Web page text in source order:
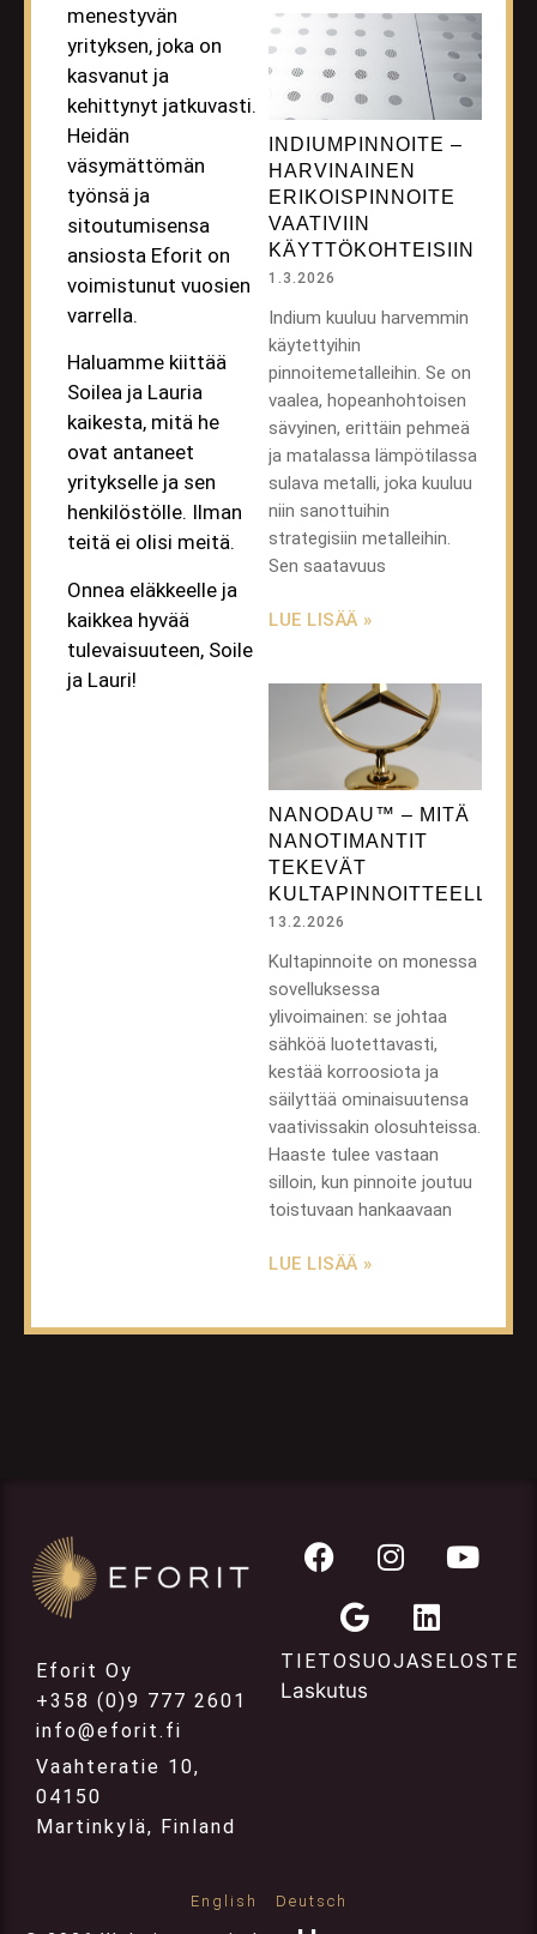
menestyvän
yrityksen, joka on
kasvanut ja
kehittynyt jatkuvasti.
Heidän
väsymättömän
työnsä ja
sitoutumisensa
ansiosta Eforit on
voimistunut vuosien
varrella.
Haluamme kiittää
Soilea ja Lauria
kaikesta, mitä he
ovat antaneet
yritykselle ja sen
henkilöstölle. Ilman
teitä ei olisi meitä.
Onnea eläkkeelle ja
kaikkea hyvää
tulevaisuuteen, Soile
ja Lauri!
INDIUMPINNOITE –
HARVINAINEN
ERIKOISPINNOITE
VAATIVIIN
KÄYTTÖKOHTEISIIN
1.3.2026
Indium kuuluu harvemmin
käytettyihin
pinnoitemetalleihin. Se on
vaalea, hopeanhohtoisen
sävyinen, erittäin pehmeä
ja matalassa lämpötilassa
sulava metalli, joka kuuluu
niin sanottuihin
strategisiin metalleihin.
Sen saatavuus
LUE LISÄÄ »
NANODAU™ – MITÄ
NANOTIMANTIT
TEKEVÄT
KULTAPINNOITTEELLE?
13.2.2026
Kultapinnoite on monessa
sovelluksessa
ylivoimainen: se johtaa
sähköä luotettavasti,
kestää korroosiota ja
säilyttää ominaisuutensa
vaativissakin olosuhteissa.
Haaste tulee vastaan
silloin, kun pinnoite joutuu
toistuvaan hankaavaan
LUE LISÄÄ »
Eforit Oy
+358 (0)9 777 2601
info@eforit.fi
Vaahteratie 10,
04150
Martinkylä, Finland
TIETOSUOJASELOSTE
Laskutus
English Deutsch